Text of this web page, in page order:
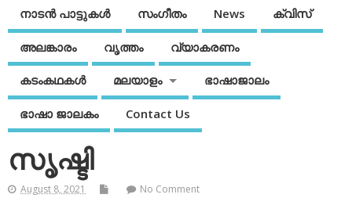
നാടന്‍ പാട്ടുകള്‍ സംഗീതം News ക്വിസ്
അലങ്കാരം വൃത്തം വ്യാകരണം
കടംകഥകള്‍ മലയാളം ഭാഷാജാലം
ഭാഷാ ജാലകം Contact Us
സൃഷ്ടി
August 8, 2021 No Comment